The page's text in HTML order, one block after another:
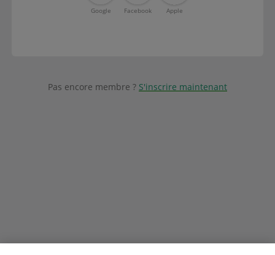
Google Facebook Apple
Pas encore membre ? S'inscrire maintenant